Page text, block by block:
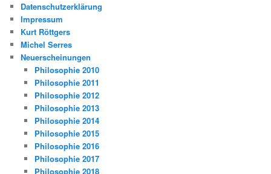
Datenschutzerklärung
Impressum
Kurt Röttgers
Michel Serres
Neuerscheinungen
Philosophie 2010
Philosophie 2011
Philosophie 2012
Philosophie 2013
Philosophie 2014
Philosophie 2015
Philosophie 2016
Philosophie 2017
Philosophie 2018